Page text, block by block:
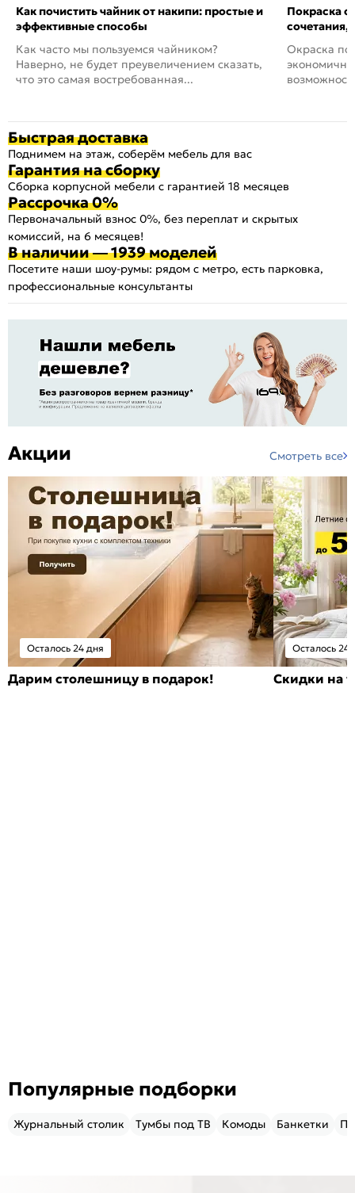
Как почистить чайник от накипи: простые и
эффективные способы
Как часто мы пользуемся чайником?
Наверно, не будет преувеличением сказать,
что это самая востребованная...
Покраска
сочетания,
Окраска
Быстрая доставка
Поднимем на этаж, соберём мебель для вас
Гарантия на сборку
Сборка корпусной мебели с гарантией 18 месяцев
Рассрочка 0%
Первоначальный взнос 0%, без переплат и скрытых
комиссий, на 6 месяцев!
В наличии — 1939 моделей
Посетите наши шоу-румы: рядом с метро, есть парковка,
профессиональные консультанты
Акции Смотреть все
Осталось 24 дня
Дарим столешницу в подарок!
Осталось 24
Скидки на
Популярные подборки
Журнальный столик Тумбы под ТВ Комоды Банкетки